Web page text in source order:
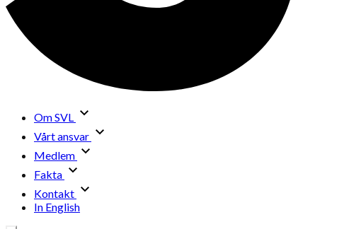
Om SVL
Vårt ansvar
Medlem
Fakta
Kontakt
In English